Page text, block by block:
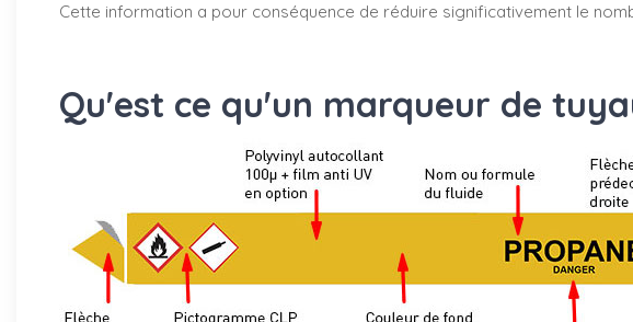
Cette information a pour conséquence de réduire significativement le
Qu'est ce qu'un marqueur de